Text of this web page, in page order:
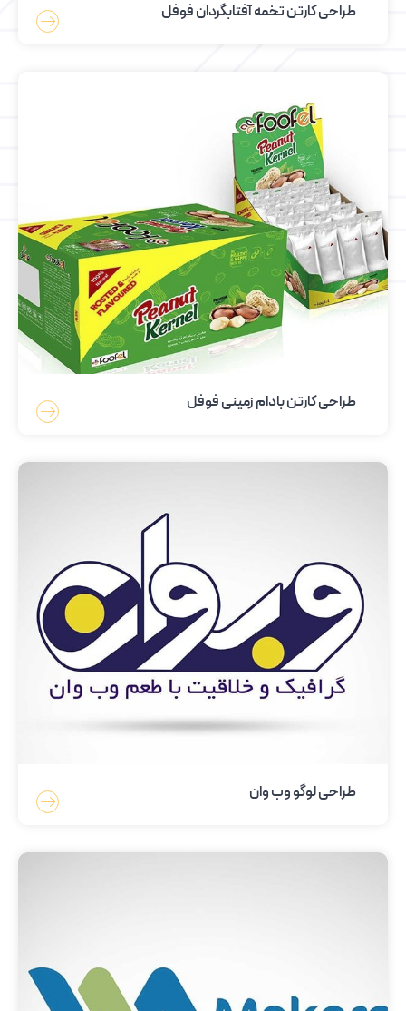
طراحی کارتن تخمه آفتابگردان فوفل
طراحی کارتن بادام زمینی فوفل
طراحی لوگو وب وان